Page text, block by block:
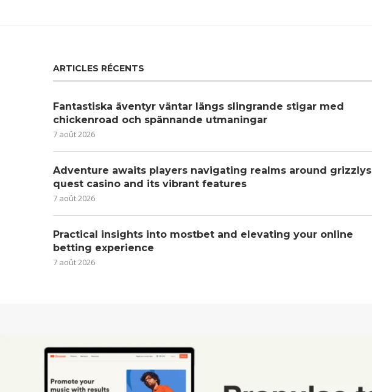
ARTICLES RÉCENTS
Fantastiska äventyr väntar längs slingrande stigar med
chickenroad och spännande utmaningar
7 août 2026
Adventure awaits players navigating realms around grizzlys
quest casino and its vibrant features
7 août 2026
Practical insights into mostbet and elevating your online
betting experience
7 août 2026